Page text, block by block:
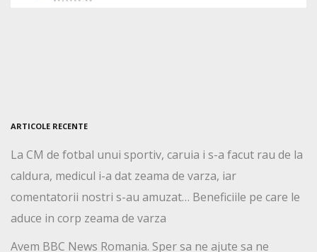
ARTICOLE RECENTE
La CM de fotbal unui sportiv, caruia i s-a facut rau de la
caldura, medicul i-a dat zeama de varza, iar
comentatorii nostri s-au amuzat… Beneficiile pe care le
aduce in corp zeama de varza
Avem BBC News Romania. Sper sa ne ajute sa ne